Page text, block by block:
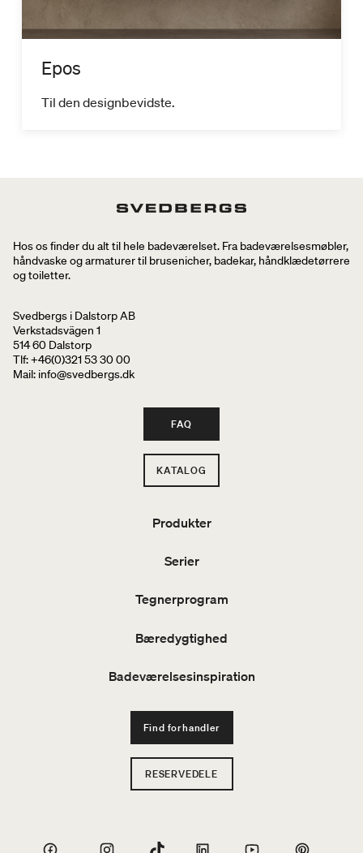
Epos
Til den designbevidste.
Hos os finder du alt til hele badeværelset. Fra badeværelsesmøbler,
håndvaske og armaturer til brusenicher, badekar, håndklædetørrere
og toiletter.
Svedbergs i Dalstorp AB
Verkstadsvägen 1
514 60 Dalstorp
Tlf: +46(0)321 53 30 00
Mail: info@svedbergs.dk
FAQ
KATALOG
Produkter
Serier
Tegnerprogram
Bæredygtighed
Badeværelsesinspiration
Find forhandler
RESERVEDELE